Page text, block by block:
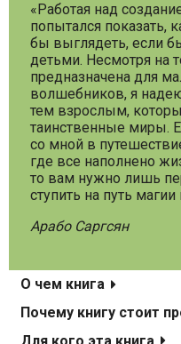
«Работая над
попытался показать,
бы выглядеть, если
детьми. Несмотря на
предназначена для
волшебников, я
тем взрослым,
таинственные миры.
со мной в
где все наполнено
то вам нужно лишь
ступить на путь
Арабо Саргсян
О чем книга
Почему книгу стоит